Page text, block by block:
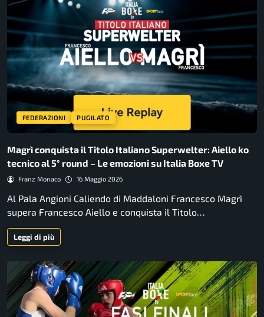
FEDERAZIONI PUGILATO
Magrì conquista il Titolo Italiano Superwelter: Aiello ko
tecnico al 5° round – Le emozioni su Italia Boxe TV
Franz Monaco 16 Maggio 2026
Al Pala Angioni Caliendo di Maddaloni Francesco Magrì
supera Francesco Aiello e conquista il Titolo…
Leggi di più